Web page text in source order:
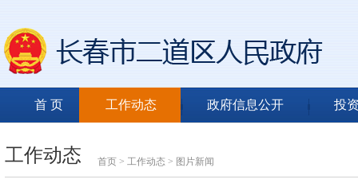
首 页 工作动态 政府信息公开 投
工作动态 首页 > 工作动态 > 图片新闻